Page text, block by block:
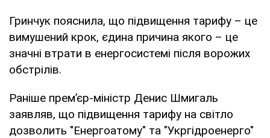
Гринчук пояснила, що підвищення тарифу – це
вимушений крок, єдина причина якого – це
значні втрати в енергосистемі після ворожих
обстрілів.
Раніше прем’єр-міністр Денис Шмигаль
заявляв, що підвищення тарифу на світло
дозволить "Енергоатому" та "Укргідроенерго"